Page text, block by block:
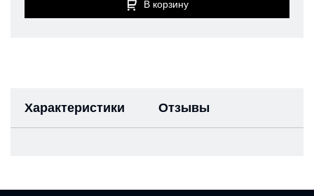
В корзину
Характеристики Отзывы